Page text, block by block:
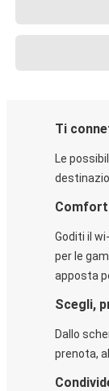
Ti
Le
Goditi il
per le
apposta
Scegli,
Dallo
prenota,